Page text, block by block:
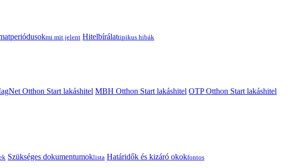
mi mit jelent Hitelbírálattipikus hibák
Otthon Start lakáshitel MBH Otthon Start lakáshitel OTP Otthon Start lakáshitel
Szükséges dokumentumoklista Határidők és kizáró okokfontos